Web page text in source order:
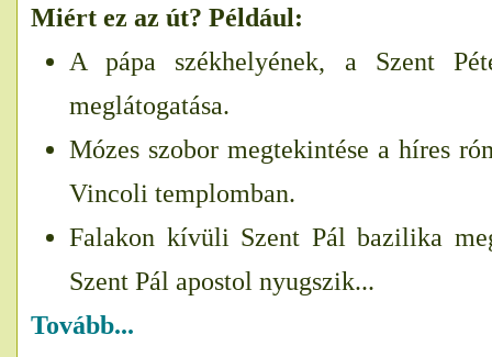
Miért ez az út? Például:
A pápa székhelyének, a Szent
meglátogatása.
Mózes szobor megtekintése a híres
Vincoli templomban.
Falakon kívüli Szent Pál bazilika
Szent Pál apostol nyugszik...
Tovább...